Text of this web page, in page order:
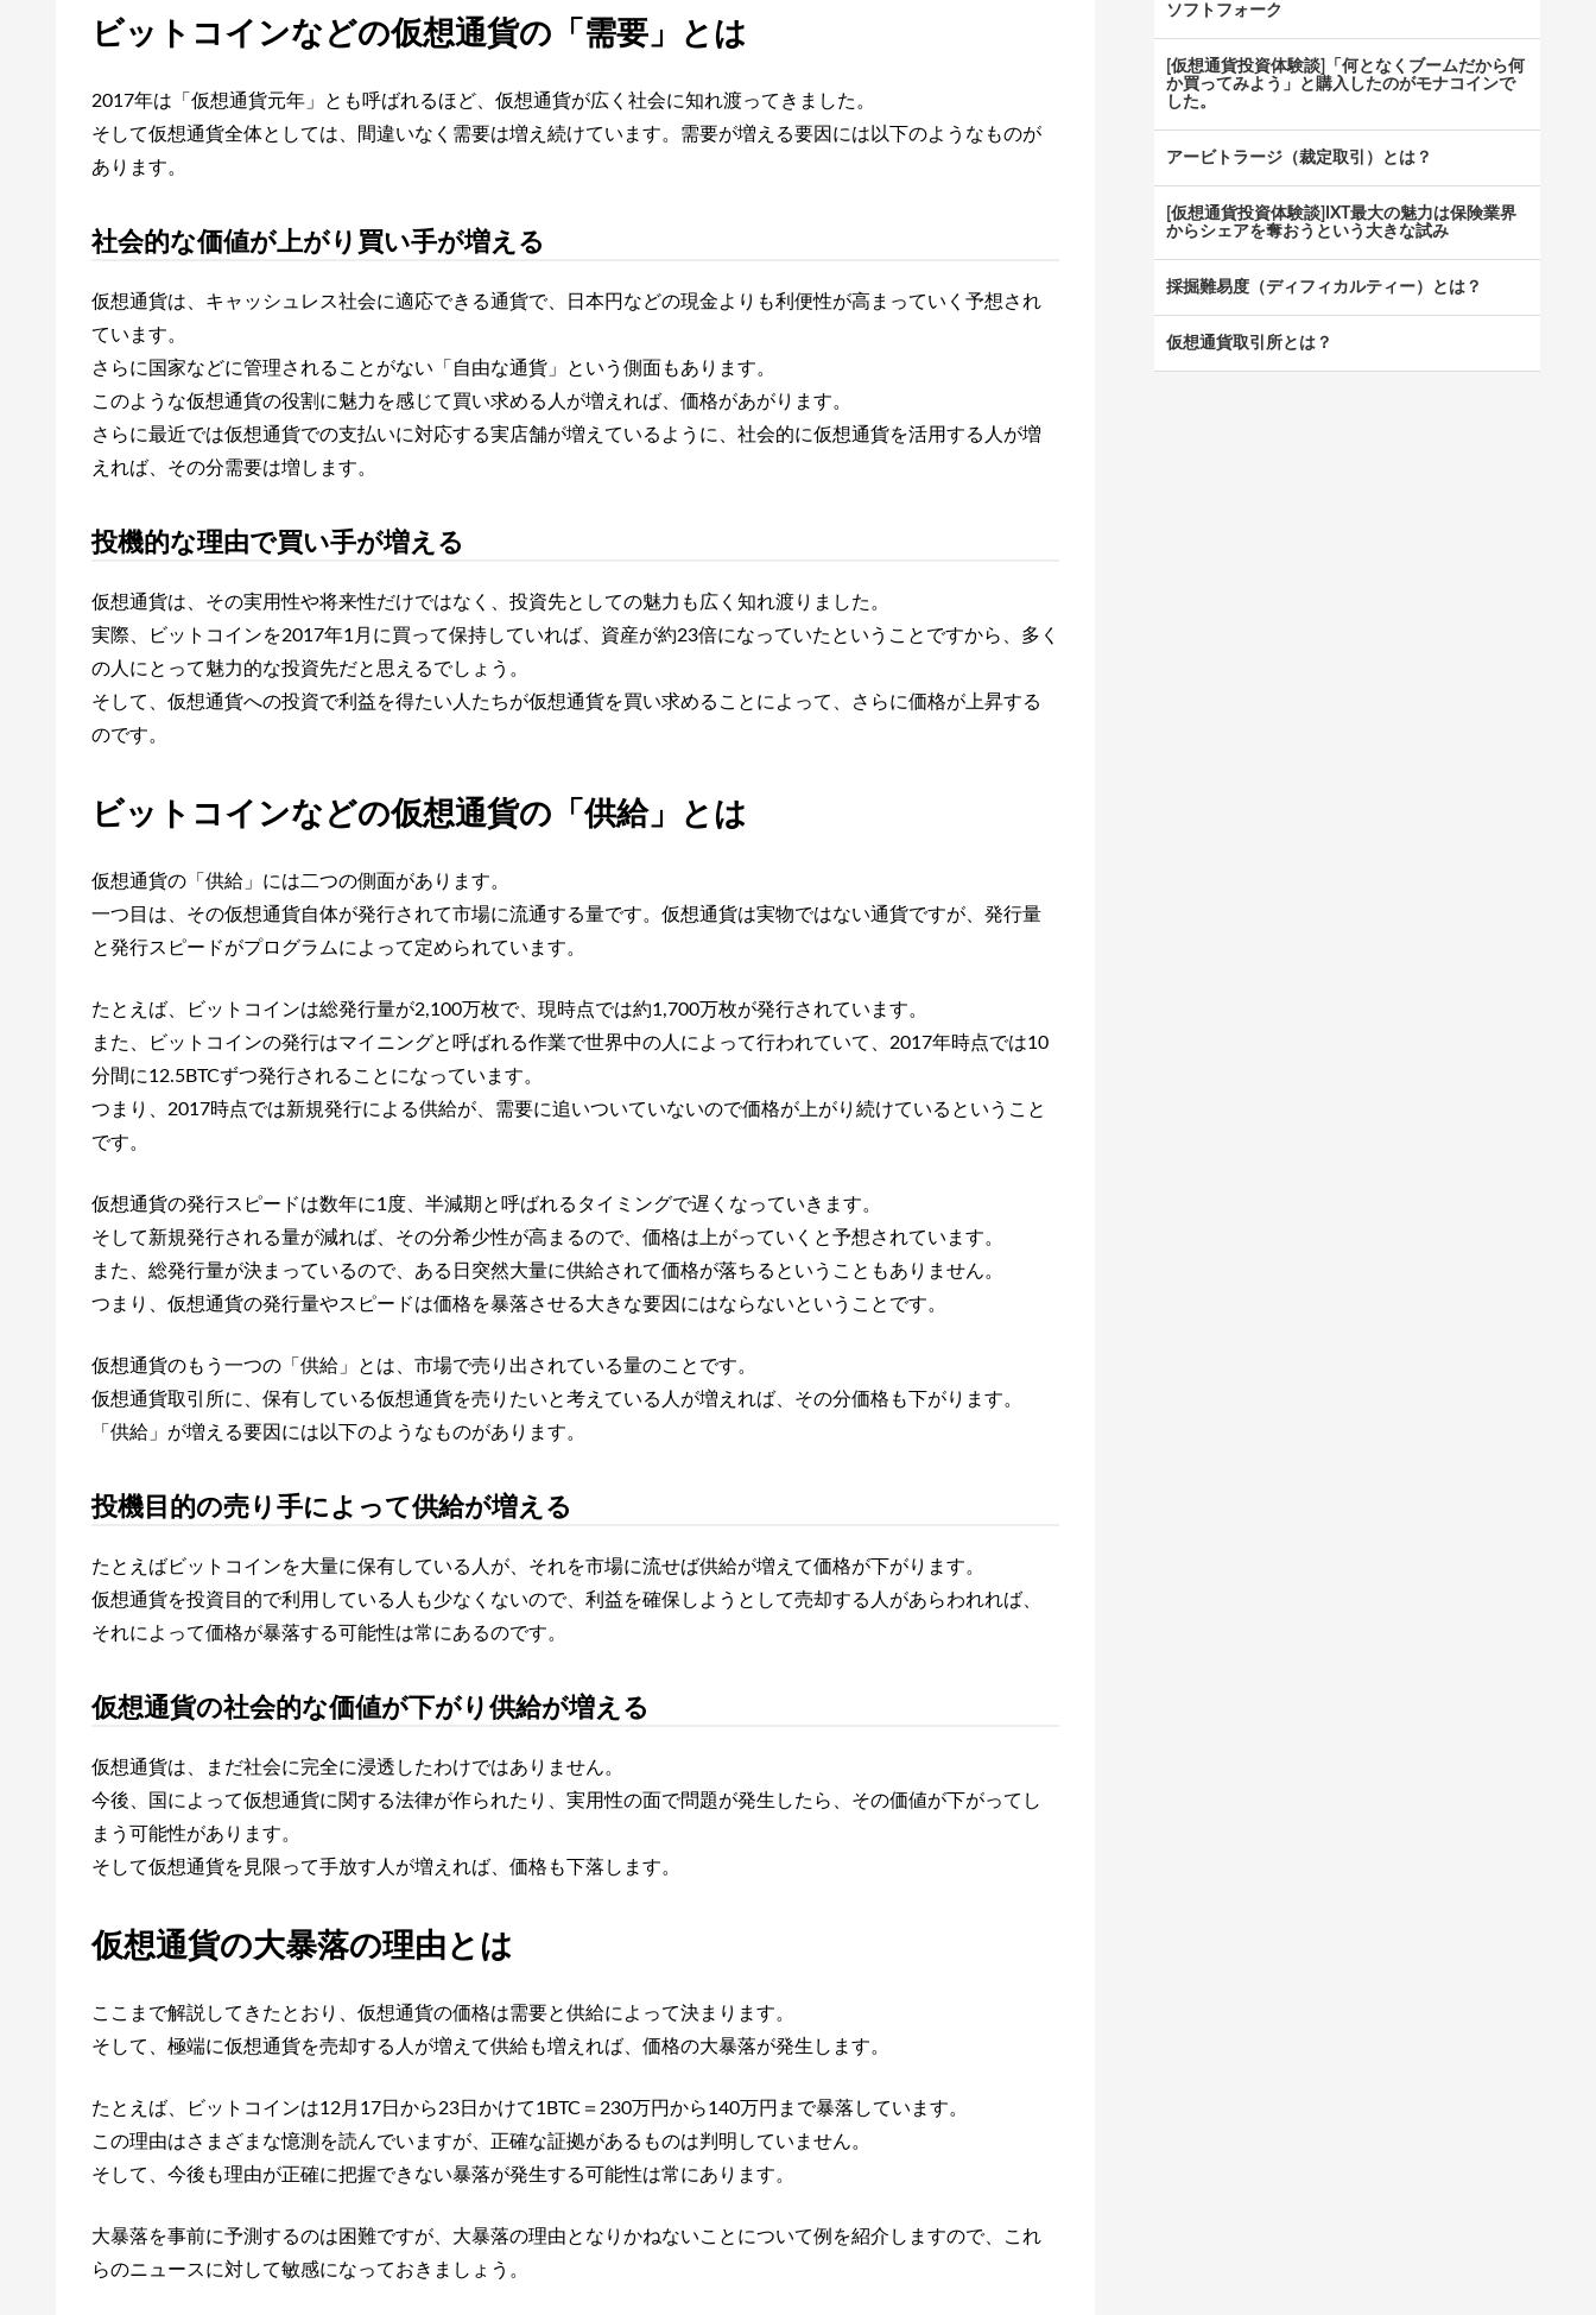
ビットコインなどの仮想通貨の「需要」とは
2017年は「仮想通貨元年」とも呼ばれるほど、仮想通貨が広く社会に知れ渡ってきました。
そして仮想通貨全体としては、間違いなく需要は増え続けています。需要が増える要因には以下のようなものが
あります。
社会的な価値が上がり買い手が増える
仮想通貨は、キャッシュレス社会に適応できる通貨で、日本円などの現金よりも利便性が高まっていく予想され
ています。
さらに国家などに管理されることがない「自由な通貨」という側面もあります。
このような仮想通貨の役割に魅力を感じて買い求める人が増えれば、価格があがります。
さらに最近では仮想通貨での支払いに対応する実店舗が増えているように、社会的に仮想通貨を活用する人が増
えれば、その分需要は増します。
投機的な理由で買い手が増える
仮想通貨は、その実用性や将来性だけではなく、投資先としての魅力も広く知れ渡りました。
実際、ビットコインを2017年1月に買って保持していれば、資産が約23倍になっていたということですから、多く
の人にとって魅力的な投資先だと思えるでしょう。
そして、仮想通貨への投資で利益を得たい人たちが仮想通貨を買い求めることによって、さらに価格が上昇する
のです。
ビットコインなどの仮想通貨の「供給」とは
仮想通貨の「供給」には二つの側面があります。
一つ目は、その仮想通貨自体が発行されて市場に流通する量です。仮想通貨は実物ではない通貨ですが、発行量
と発行スピードがプログラムによって定められています。
たとえば、ビットコインは総発行量が2,100万枚で、現時点では約1,700万枚が発行されています。
また、ビットコインの発行はマイニングと呼ばれる作業で世界中の人によって行われていて、2017年時点では10
分間に12.5BTCずつ発行されることになっています。
つまり、2017時点では新規発行による供給が、需要に追いついていないので価格が上がり続けているということ
です。
仮想通貨の発行スピードは数年に1度、半減期と呼ばれるタイミングで遅くなっていきます。
そして新規発行される量が減れば、その分希少性が高まるので、価格は上がっていくと予想されています。
また、総発行量が決まっているので、ある日突然大量に供給されて価格が落ちるということもありません。
つまり、仮想通貨の発行量やスピードは価格を暴落させる大きな要因にはならないということです。
仮想通貨のもう一つの「供給」とは、市場で売り出されている量のことです。
仮想通貨取引所に、保有している仮想通貨を売りたいと考えている人が増えれば、その分価格も下がります。
「供給」が増える要因には以下のようなものがあります。
投機目的の売り手によって供給が増える
たとえばビットコインを大量に保有している人が、それを市場に流せば供給が増えて価格が下がります。
仮想通貨を投資目的で利用している人も少なくないので、利益を確保しようとして売却する人があらわれれば、
それによって価格が暴落する可能性は常にあるのです。
仮想通貨の社会的な価値が下がり供給が増える
仮想通貨は、まだ社会に完全に浸透したわけではありません。
今後、国によって仮想通貨に関する法律が作られたり、実用性の面で問題が発生したら、その価値が下がってし
まう可能性があります。
そして仮想通貨を見限って手放す人が増えれば、価格も下落します。
仮想通貨の大暴落の理由とは
ここまで解説してきたとおり、仮想通貨の価格は需要と供給によって決まります。
そして、極端に仮想通貨を売却する人が増えて供給も増えれば、価格の大暴落が発生します。
たとえば、ビットコインは12月17日から23日かけて1BTC＝230万円から140万円まで暴落しています。
この理由はさまざまな憶測を読んでいますが、正確な証拠があるものは判明していません。
そして、今後も理由が正確に把握できない暴落が発生する可能性は常にあります。
大暴落を事前に予測するのは困難ですが、大暴落の理由となりかねないことについて例を紹介しますので、これ
らのニュースに対して敏感になっておきましょう。
ソフトフォーク
[仮想通貨投資体験談]「何となくブームだから何
か買ってみよう」と購入したのがモナコインで
した。
アービトラージ（裁定取引）とは？
[仮想通貨投資体験談]IXT最大の魅力は保険業界
からシェアを奪おうという大きな試み
採掘難易度（ディフィカルティー）とは？
仮想通貨取引所とは？